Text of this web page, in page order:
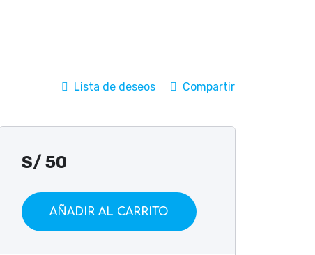
Lista de deseos Compartir
S/ 50
AÑADIR AL CARRITO